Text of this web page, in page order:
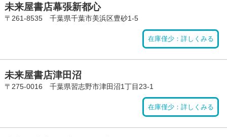
未来屋書店幕張新都心
〒261-8535 千葉県千葉市美浜区豊砂1-5
在庫僅少：詳しくみる
未来屋書店津田沼
〒275-0016 千葉県習志野市津田沼1丁目23-1
在庫僅少：詳しくみる